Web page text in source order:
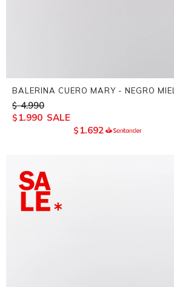
BALERINA CUERO MARY - NEGRO MIEL
$ 4.990
$ 1.990
$ 1.692